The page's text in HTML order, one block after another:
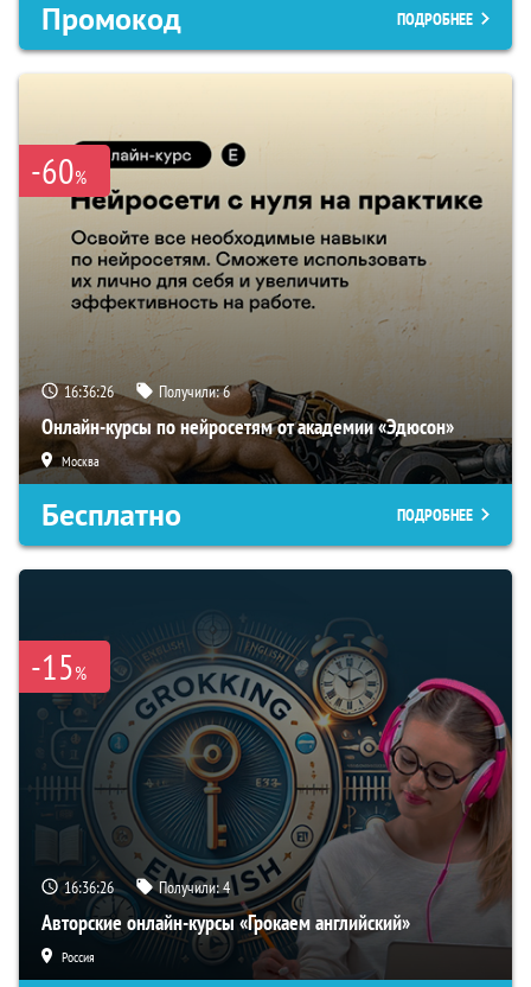
Промокод ПОДРОБНЕЕ
-60%
16:36:25 Получили:6
Онлайн-курсы по нейросетям от академии «Эдюсон»
Москва
Бесплатно ПОДРОБНЕЕ
-15%
16:36:25 Получили:4
Авторские онлайн-курсы «Грокаем английский»
Россия